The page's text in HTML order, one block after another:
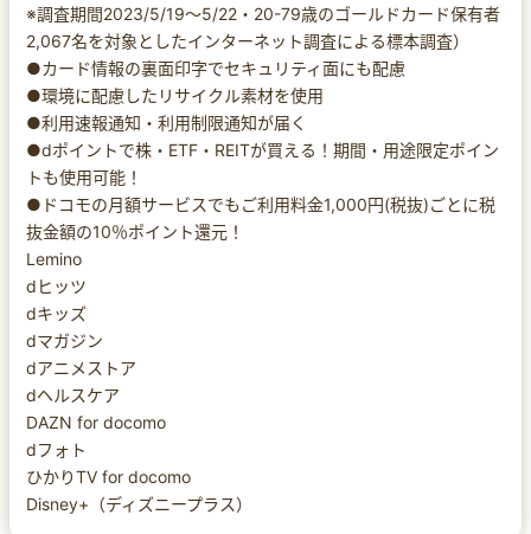
※調査期間2023/5/19～5/22・20-79歳のゴールドカード保有者
2,067名を対象としたインターネット調査による標本調査）
●カード情報の裏面印字でセキュリティ面にも配慮
●環境に配慮したリサイクル素材を使用
●利用速報通知・利用制限通知が届く
●dポイントで株・ETF・REITが買える！期間・用途限定ポイン
トも使用可能！
●ドコモの月額サービスでもご利用料金1,000円(税抜)ごとに税
抜金額の10％ポイント還元！
Lemino
dヒッツ
dキッズ
dマガジン
dアニメストア
dヘルスケア
DAZN for docomo
dフォト
ひかりTV for docomo
Disney+（ディズニープラス）